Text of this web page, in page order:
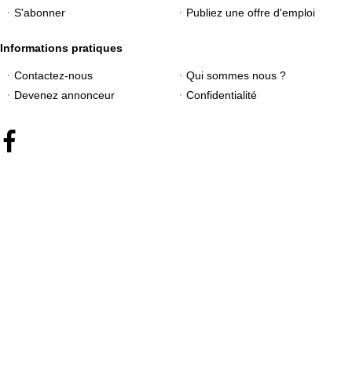
S'abonner
Publiez une offre d'emploi
Informations pratiques
Contactez-nous
Qui sommes nous ?
Devenez annonceur
Confidentialité